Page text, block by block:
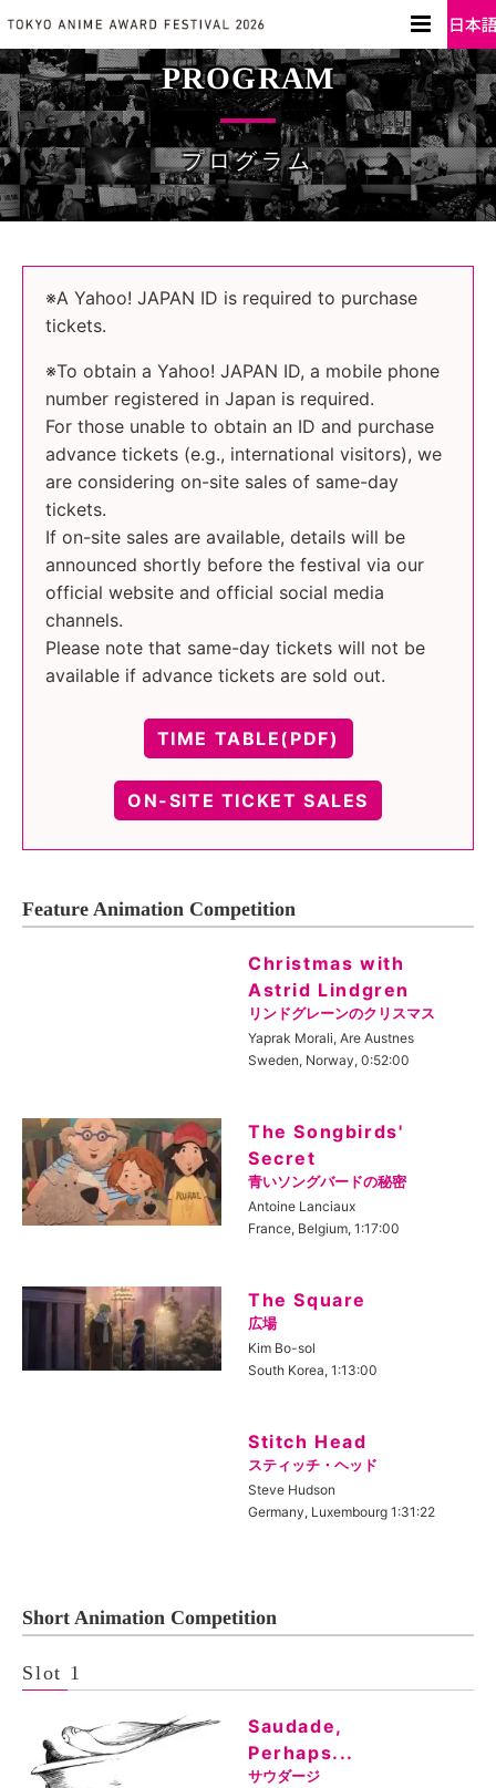
PROGRAM
プログラム
※A Yahoo! JAPAN ID is required to purchase
tickets.
※To obtain a Yahoo! JAPAN ID, a mobile phone
number registered in Japan is required.
For those unable to obtain an ID and purchase
advance tickets (e.g., international visitors), we
are considering on-site sales of same-day
tickets.
If on-site sales are available, details will be
announced shortly before the festival via our
official website and official social media
channels.
Please note that same-day tickets will not be
available if advance tickets are sold out.
TIME TABLE(PDF)
ON-SITE TICKET SALES
Feature Animation Competition
Christmas with
Astrid Lindgren
リンドグレーンのクリスマス
Yaprak Morali, Are Austnes
Sweden, Norway, 0:52:00
The Songbirds'
Secret
青いソングバードの秘密
Antoine Lanciaux
France, Belgium, 1:17:00
The Square
広場
Kim Bo-sol
South Korea, 1:13:00
Stitch Head
スティッチ・ヘッド
Steve Hudson
Germany, Luxembourg 1:31:22
Short Animation Competition
Slot 1
Saudade,
Perhaps...
サウダージ